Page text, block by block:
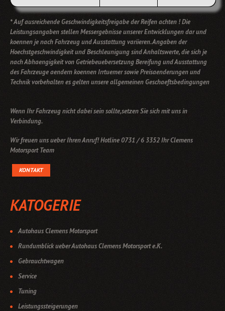
* Auf ausreichende Geschwindigkeitsfreigabe der Reifen achten ! Die
Leistungsangaben stellen Messergebnisse unserer Entwicklungen dar und
koennen je nach Fahrzeug und Ausstattung variieren. Angaben der
Hoechstgeschwindigkeit und Beschleunigung sind Anhaltswerte, die sich je
nach Abhaengigkeit von Getriebeuebersetzung Bereifung und Ausstattung
des Fahrzeuge aendern koennen Irrtuemer sowie Preisaenderungen und
Technik vorbehalten es gelten unsere allgemeinen Geschaeftsbedingungen
Wenn Ihr Fahrzeug nicht dabei sein sollte,setzen Sie sich mit uns in
Verbindung.
Wir freuen uns ueber Ihren Anruf! Hotline 0731 / 6 3352 Ihr Clemens
Motorsport Team
KONTAKT
KATOGERIE
Autohaus Clemens Motorsport
Rundumblick ueber Autohaus Clemens Motorsport e.K.
Gebrauchtwagen
Service
Tuning
Leistungssteigerungen